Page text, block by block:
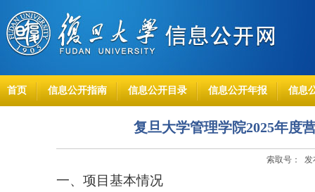
首页 信息公开指南 信息公开目录 信息公开年报 信息
复旦大学管理学院2025年度
索取号： 发
一、项目基本情况